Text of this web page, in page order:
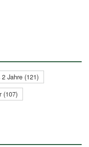
Jahre (121)
(107)